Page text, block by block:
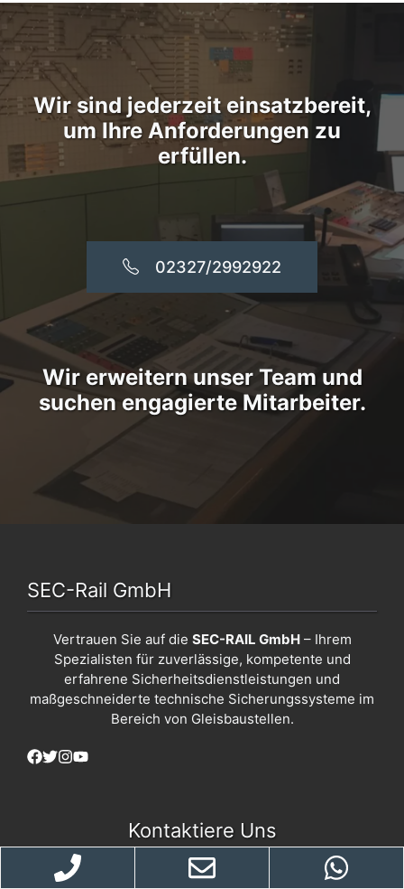
Wir sind jederzeit einsatzbereit,
um Ihre Anforderungen zu
erfüllen.
02327/2992922
Wir erweitern unser Team und
suchen engagierte Mitarbeiter.
SEC-Rail GmbH
Vertrauen Sie auf die SEC-RAIL GmbH– Ihrem
Spezialisten für zuverlässige, kompetente und
erfahrene Sicherheitsdienstleistungen und
maßgeschneiderte technische Sicherungssysteme im
Bereich von Gleisbaustellen.
Kontaktiere Uns
info@sec-rail.de